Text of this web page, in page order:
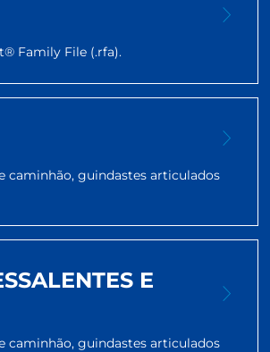
Family File (.rfa).
caminhão, guindastes articulados
E
caminhão, guindastes articulados